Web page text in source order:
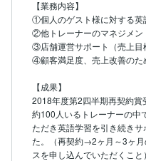
【業務内容】
①個人のゲスト様に対する英
②他トレーナーのマネジメン
③店舗運営サポート（売上目
④顧客満足度、売上改善のた
【成果】
2018年度第2四半期再契約
約100人いるトレーナーの中
ただき英語学習を引き続き
た。（再契約→2ヶ月～3ヶ
スを申し込んでいただくこと）